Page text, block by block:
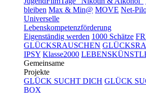
bleiben Max & Min@ MOVE Net-
Universelle
Lebenskompetenzförderung
Eigenständig werden 1000 Schätze
GLÜCKSRAUSCHEN
IPSY Klasse2000
Gemeinsame
Projekte
GLÜCK SUCHT DICH GLÜCK
BOX